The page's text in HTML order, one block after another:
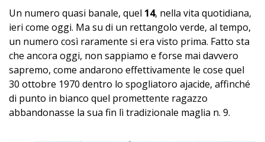
Un numero quasi banale, quel 14, nella vita quotidiana,
ieri come oggi. Ma su di un rettangolo verde, al tempo,
un numero così raramente si era visto prima. Fatto sta
che ancora oggi, non sappiamo e forse mai davvero
sapremo, come andarono effettivamente le cose quel
30 ottobre 1970 dentro lo spogliatoro ajacide, affinché
di punto in bianco quel promettente ragazzo
abbandonasse la sua fin lì tradizionale maglia n. 9.